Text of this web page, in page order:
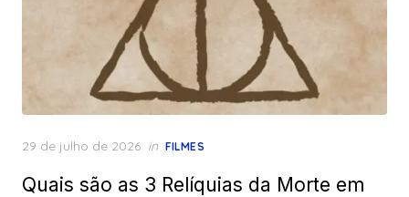
Posted
29 de julho de 2026 in FILMES
Quais são as 3 Relíquias da Morte em